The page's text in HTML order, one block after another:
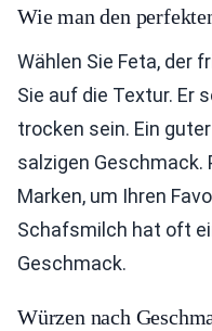
Wie man den
Wählen Sie Feta, der
Sie auf die Textur. Er
trocken sein. Ein
salzigen Geschmack.
Marken, um Ihren
Schafsmilch hat oft
Geschmack.
Würzen nach